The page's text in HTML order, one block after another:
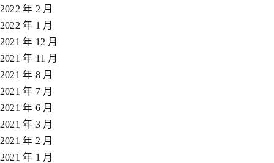
2022 年 2 月
2022 年 1 月
2021 年 12 月
2021 年 11 月
2021 年 8 月
2021 年 7 月
2021 年 6 月
2021 年 3 月
2021 年 2 月
2021 年 1 月